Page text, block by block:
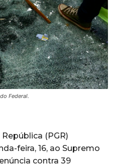
Federal.
(PGR)
feira, 16, ao Supremo
contra 39